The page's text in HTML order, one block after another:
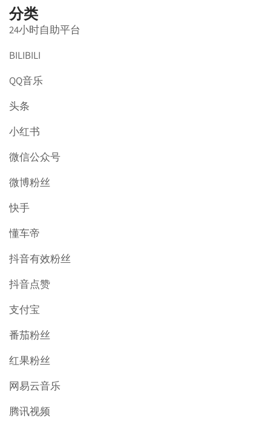
分类
24小时自助平台
BILIBILI
QQ音乐
头条
小红书
微信公众号
微博粉丝
快手
懂车帝
抖音有效粉丝
抖音点赞
支付宝
番茄粉丝
红果粉丝
网易云音乐
腾讯视频